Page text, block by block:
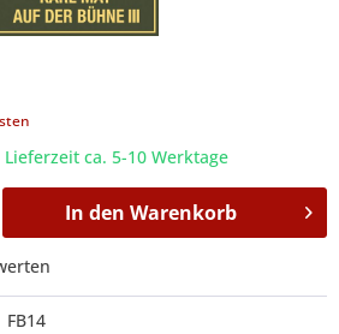
ca. 5-10 Werktage
In den Warenkorb
FB14